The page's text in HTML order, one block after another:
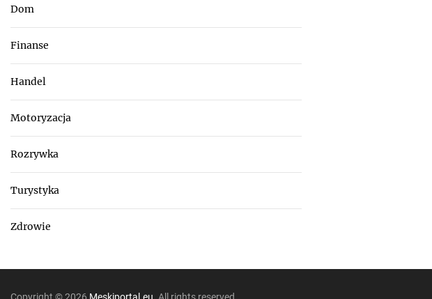
Dom
Finanse
Handel
Motoryzacja
Rozrywka
Turystyka
Zdrowie
Copyright © 2026 Meskiportal.eu. All rights reserved.